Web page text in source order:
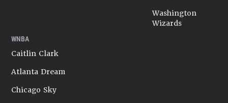
Washington
Wizards
WNBA
Caitlin Clark
Atlanta Dream
Chicago Sky